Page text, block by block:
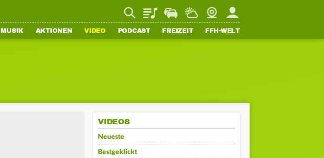
PlaylistStaupilotWetterWebcamMein FFH
MUSIK AKTIONEN VIDEO PODCAST FREIZEIT FFH-WELT
VIDEOS
Neueste
Bestgeklickt